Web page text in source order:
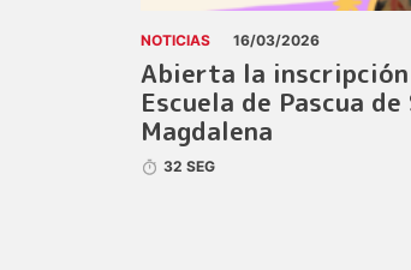
NOTICIAS 16/03/2026
Abierta la
Escuela de Pascua de
Magdalena
32 SEG